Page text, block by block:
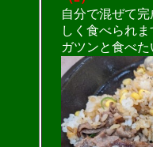
自分で混ぜて
しく食べられ
ガツンと食べた